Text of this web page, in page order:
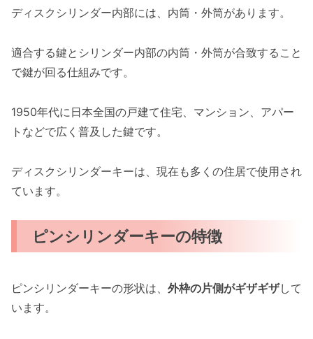
ディスクシリンダー内部には、内筒・外筒があります。
適合する鍵とシリンダー内部の内筒・外筒が合致すること
で鍵が回る仕組みです。
1950年代に日本全国の戸建て住宅、マンション、アパー
トなどで広く普及した鍵です。
ディスクシリンダーキーは、現在も多くの住居で使用され
ています。
ピンシリンダーキーの特徴
ピンシリンダーキーの形状は、 外枠の片側がギザギザして
います。